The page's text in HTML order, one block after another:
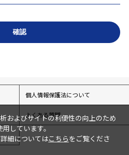
個人情報保護法について
よくある質問
およびサイトの利便性の向上のため
しています。
細についてはこちらをご覧くださ